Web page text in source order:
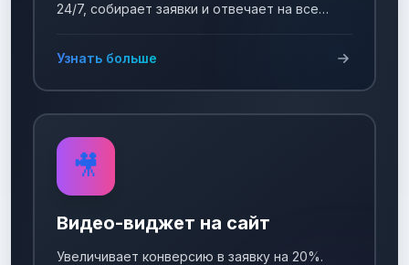
24/7, собирает заявки и отвечает на все
Узнать больше
🎥
Видео-виджет на сайт
Увеличивает конверсию в заявку на 20%.